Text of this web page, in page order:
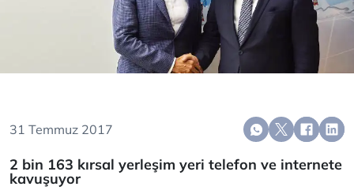
31 Temmuz 2017
2 bin 163 kırsal yerleşim yeri telefon ve internete
kavuşuyor